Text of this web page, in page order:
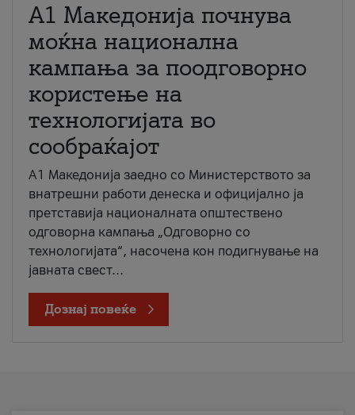
A1 Македонија почнува
моќна национална
кампања за поодговорно
користење на
технологијата во
сообраќајот
A1 Македонија заедно со Министерството за
внатрешни работи денеска и официјално ја
претставија националната општествено
одговорна кампања „Одговорно со
технологијата“, насочена кон подигнување на
јавната свест...
Дознај повеќе